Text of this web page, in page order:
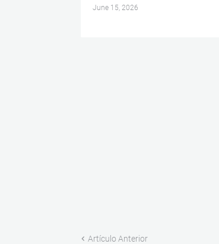
June 15, 2026
Artículo Anterior